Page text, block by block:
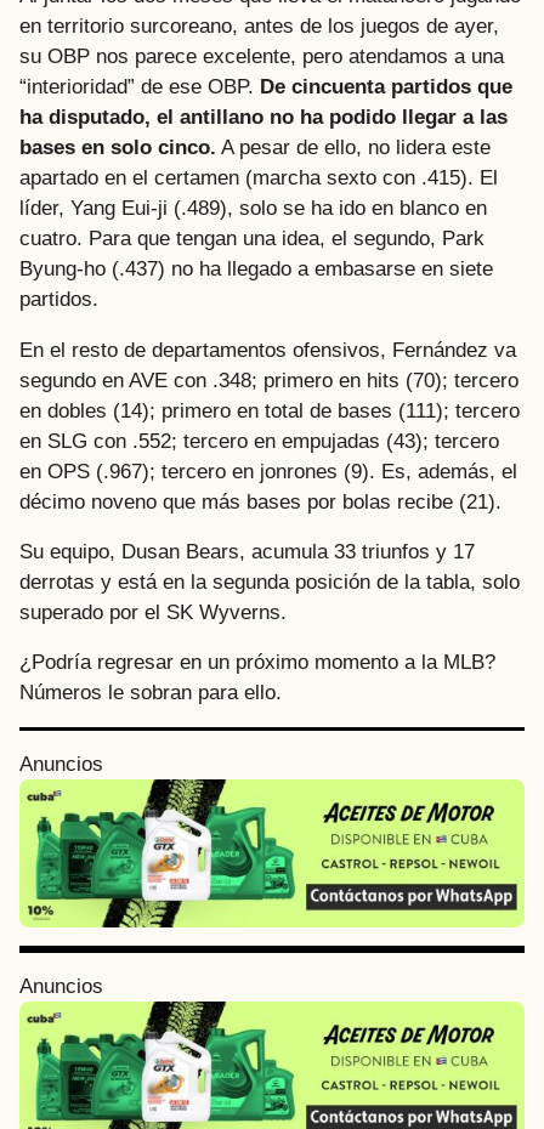
en territorio surcoreano, antes de los juegos de ayer,
su OBP nos parece excelente, pero atendamos a una
“interioridad” de ese OBP. De cincuenta partidos que
ha disputado, el antillano no ha podido llegar a las
bases en solo cinco. A pesar de ello, no lidera este
apartado en el certamen (marcha sexto con .415). El
líder, Yang Eui-ji (.489), solo se ha ido en blanco en
cuatro. Para que tengan una idea, el segundo, Park
Byung-ho (.437) no ha llegado a embasarse en siete
partidos.
En el resto de departamentos ofensivos, Fernández va
segundo en AVE con .348; primero en hits (70); tercero
en dobles (14); primero en total de bases (111); tercero
en SLG con .552; tercero en empujadas (43); tercero
en OPS (.967); tercero en jonrones (9). Es, además, el
décimo noveno que más bases por bolas recibe (21).
Su equipo, Dusan Bears, acumula 33 triunfos y 17
derrotas y está en la segunda posición de la tabla, solo
superado por el SK Wyverns.
¿Podría regresar en un próximo momento a la MLB?
Números le sobran para ello.
Anuncios
Anuncios
P
o
P
a
g
i
n